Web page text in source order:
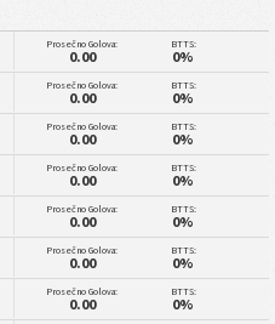
Prosečno Golova:
0.00
BTTS:
0%
Prosečno Golova:
0.00
BTTS:
0%
Prosečno Golova:
0.00
BTTS:
0%
Prosečno Golova:
0.00
BTTS:
0%
Prosečno Golova:
0.00
BTTS:
0%
Prosečno Golova:
0.00
BTTS:
0%
Prosečno Golova:
0.00
BTTS:
0%